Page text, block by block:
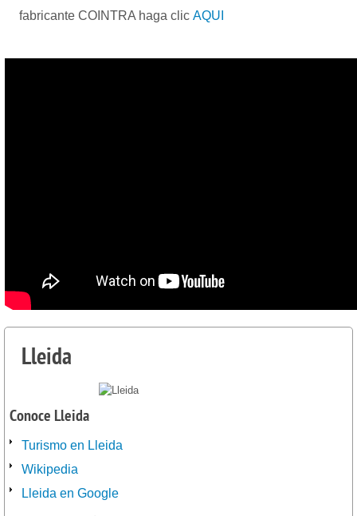
fabricante COINTRA haga clic AQUI
Lleida
Conoce Lleida
Turismo en Lleida
Wikipedia
Lleida en Google